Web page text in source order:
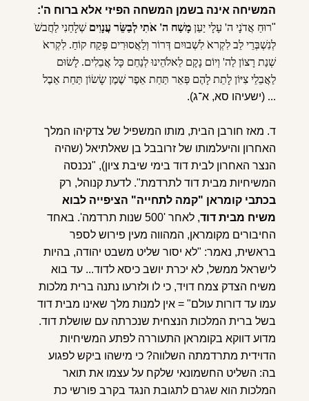
המשיחה אינה בשמן המשחה הפיזי אלא ברוח ה':
"רוּחַ אֲדֹנָי ה' עָלָי יַעַן מָשַׁח ה' אֹתִי לְבַשֵּׂר עֲנָוִים שְׁלָחַנִי לַחֲבשֹׁ
לְנִשְׁבְּרֵי לֵב לִקְראֹ לִשְׁבוּיִם דְּרוֹר וְלַאֲסוּרִים פְּקַח קוֹחַ. לִקְראֹ
שְׁנַת רָצוֹן לַה' וְיוֹם נָקָם לֵאלֹהֵינוּ לְנַחֵם כָּל אֲבֵלִים. לָשׂוּם
לַאֲבֵלֵי צִיּוֹן לָתֵת לָהֶם פְּאֵר תַּחַת אֵפֶר שֶׁמֶן שָׂשׂוֹן תַּחַת אֵבֶל
... (ישעיהו סא, א־ג).
ד. מאז חורבן הבית, מותו המשפיל של צדקיהו המלך
האחרון והיעלמותו של זרובבל בן שאלתיאל (שהיה
הנצר האחרון לבית דוד בימי שיבת ציון), "נכנסה
המשיחיות מבית דוד לתרדמת". לדעת קנוהל, רק
בכתבי קומראן "קמה לתחייה" הציפייה לבוא
משיח מבית דוד
, לאחר '500 שנות תרדמה'. באחד
החיבורים מקומראן, המהווה מעין פירוש לספר
בראשית, נאמר: "לא יסור שליט משבט יהודה, בהיות
לישראל ממשל, לא יכרת יושב כיסא לדוד... עד בוא
משיח הצדק צמח דויד, כי לו ולזרעו נתנה ברית מלכות
עמו עד דורות עולם" = אין למנות מלך שאינו מבית דוד
בשל ברית המלכות הנצחית שנכרתה עם שושלת דוד.
מדוע דווקא בקומראן התעוררה לפתע המשיחיות
הדוידית מתרדמתה השלווה? כי מישהו ביקש לפגוע
בה: השליט החשמונאי שלקח על עצמו את תואר
המלכות הוא שגרם לתגובת הנגד בקרב פורשי כת